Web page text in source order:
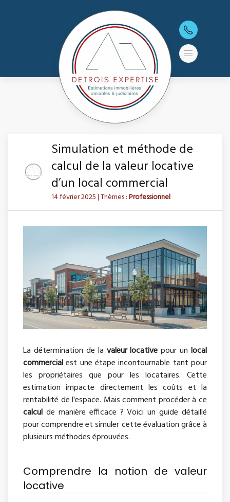
Simulation et méthode de
calcul de la valeur locative
d’un local commercial
14 février 2025| Thèmes :Professionnel
La détermination de la valeur locative pour un local
commercialest une étape incontournable tant pour
les propriétaires que pour les locataires. Cette
estimation impacte directement les coûts et la
rentabilité de l'espace. Mais comment procéder à ce
calcul de manière efficace ? Voici un guide détaillé
pour comprendre et simuler cette évaluation grâce à
plusieurs méthodes éprouvées.
Comprendre la notion de valeur
locative